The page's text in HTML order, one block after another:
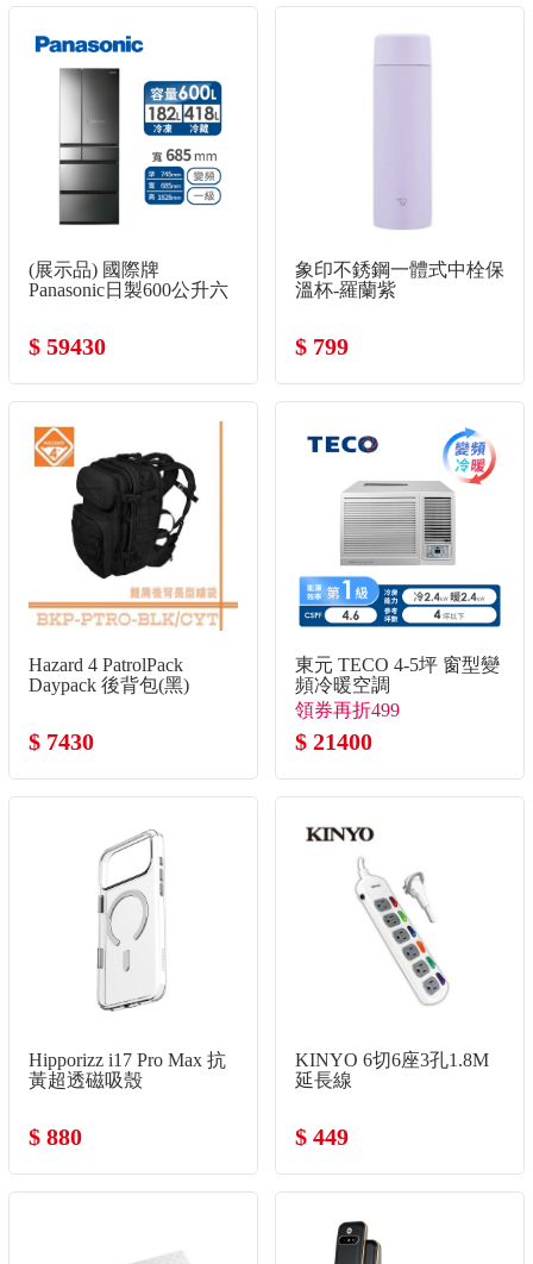
(展示品) 國際牌
Panasonic日製600公升六
$ 59430
象印不銹鋼一體式中栓保
溫杯-羅蘭紫
$ 799
Hazard 4 PatrolPack
Daypack 後背包(黑)
$ 7430
東元 TECO 4-5坪 窗型變
頻冷暖空調
領券再折499
$ 21400
Hipporizz i17 Pro Max 抗
黃超透磁吸殼
$ 880
KINYO 6切6座3孔1.8M
延長線
$ 449